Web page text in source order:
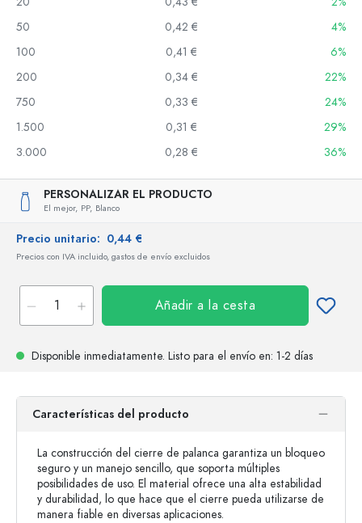
50
0,42 €
4%
100
0,41 €
6%
200
0,34 €
22%
750
0,33 €
24%
1.500
0,31 €
29%
3.000
0,28 € 36%
PERSONALIZAR EL PRODUCTO
El mejor, PP, Blanco
Precio unitario: 0,44 €
Precios con IVA incluido, gastos de envío excluidos
Añadir a la cesta
Disponible inmediatamente. Listo para el envío en: 1-2 días
Características del producto
La construcción del cierre de palanca garantiza un bloqueo
seguro y un manejo sencillo, que soporta múltiples
posibilidades de uso. El material ofrece una alta estabilidad
y durabilidad, lo que hace que el cierre pueda utilizarse de
manera fiable en diversas aplicaciones.